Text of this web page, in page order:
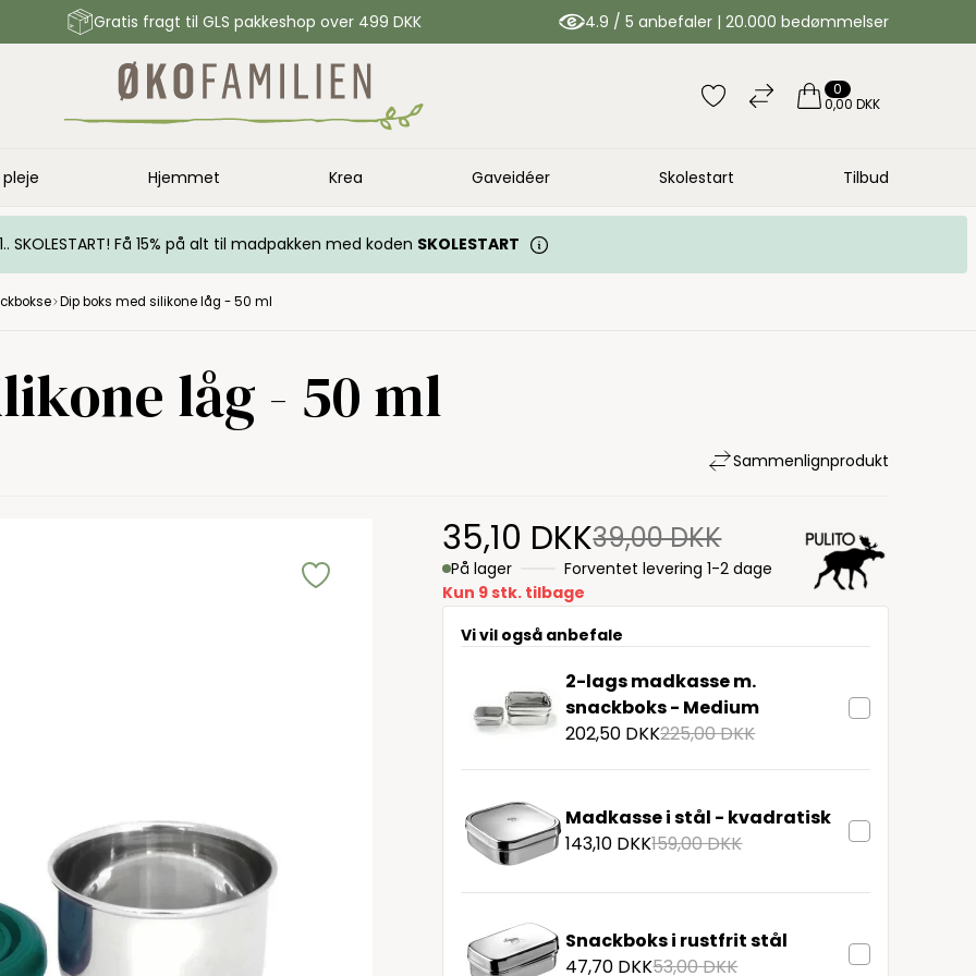
Gratis fragt til GLS pakkeshop over 499 DKK 4.9 / 5 anbefaler | 20.000 bedømmelser
0
0,00 DKK
Hjemmet Krea Gaveidéer Skolestart Tilbud
SKOLESTART! Få 15% på alt til madpakken med koden SKOLESTART
Dip boks med silikone låg - 50 ml
låg - 50 ml
Sammenlignprodukt
35,10 DKK39,00 DKK
På lager
Forventet levering 1-2 dage
Kun 9 stk. tilbage
Vi vil også anbefale
2-lags madkasse m.
snackboks - Medium
202,50 DKK225,00 DKK
Madkasse i stål - kvadratisk
143,10 DKK159,00 DKK
Snackboks i rustfrit stål
47,70 DKK53,00 DKK